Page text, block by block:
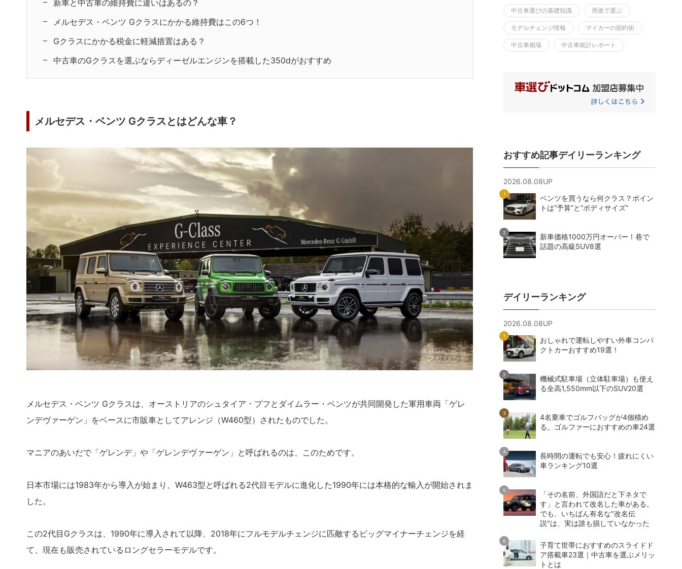
新車と中古車の維持費に違いはあるの？
メルセデス・ベンツ Gクラスにかかる維持費はこの6つ！
Gクラスにかかる税金に軽減措置はある？
中古車のGクラスを選ぶならディーゼルエンジンを搭載した350dがおすすめ
メルセデス・ベンツ Gクラスとはどんな車？
メルセデス・ベンツ Gクラスは、オーストリアのシュタイア・プフとダイムラー・ベンツが共同開発した軍用車両「ゲレ
ンデヴァーゲン」をベースに市販車としてアレンジ（W460型）されたものでした。
マニアのあいだで「ゲレンデ」や「ゲレンデヴァーゲン」と呼ばれるのは、このためです。
日本市場には1983年から導入が始まり、W463型と呼ばれる2代目モデルに進化した1990年には本格的な輸入が開始されま
した。
この2代目Gクラスは、1990年に導入されて以降、2018年にフルモデルチェンジに匹敵するビッグマイナーチェンジを経
て、現在も販売されているロングセラーモデルです。
中古車選びの基礎知識 用途で選ぶ
モデルチェンジ情報 マイカーの節約術
中古車相場 中古車統計レポート
おすすめ記事デイリーランキング
2026.08.08UP
ベンツを買うなら何クラス？ポイン
トは”予算”と”ボディサイズ”
新車価格1000万円オーバー！巷で
話題の高級SUV8選
デイリーランキング
2026.08.08UP
おしゃれで運転しやすい外車コンパ
クトカーおすすめ19選！
機械式駐車場（立体駐車場）も使え
る全高1,550mm以下のSUV20選
4名乗車でゴルフバッグが4個積め
る。ゴルファーにおすすめの車24選
長時間の運転でも安心！疲れにくい
車ランキング10選
「その名前、外国語だと下ネタで
す」と言われて改名した車がある。
でも、いちばん有名な"改名伝
説"は、実は誰も損していなかった
子育て世帯におすすめのスライドド
ア搭載車23選｜中古車を選ぶメリッ
トとは